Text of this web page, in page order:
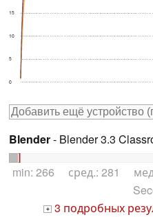
0
5
10
15
Blender- Blender 3.3
min: 266 сред.: 281
+ 3 подробных